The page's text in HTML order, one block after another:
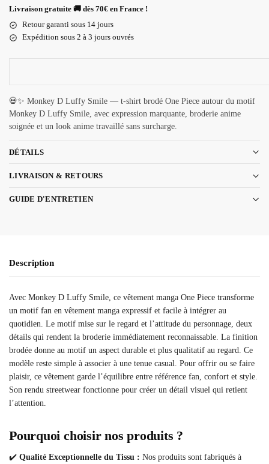
Livraison gratuite 🚚 dès 70€ en France !
Retour garanti sous 14 jours
Expédition sous 2 à 3 jours ouvrés
💀✨ Monkey D Luffy Smile — t-shirt brodé One Piece autour du motif
Monkey D Luffy Smile, avec expression marquante, broderie anime
soignée et un look anime travaillé sans surcharge.
DÉTAILS
LIVRAISON & RETOURS
GUIDE D'ENTRETIEN
Description
Avec Monkey D Luffy Smile, ce vêtement manga One Piece transforme
un motif fan en vêtement manga expressif et facile à intégrer au
quotidien. Le motif mise sur le regard et l’attitude du personnage, deux
détails qui rendent la broderie immédiatement reconnaissable. La finition
brodée donne au motif un aspect durable et plus qualitatif au regard. Ce
modèle reste simple à associer à une tenue casual. Pour offrir ou se faire
plaisir, ce vêtement garde l’équilibre entre référence fan, confort et style.
Son rendu streetwear fonctionne pour créer un détail visuel qui retient
l’attention.
Pourquoi choisir nos produits ?
✔️ Qualité Exceptionnelle du Tissu : Nos produits sont fabriqués à